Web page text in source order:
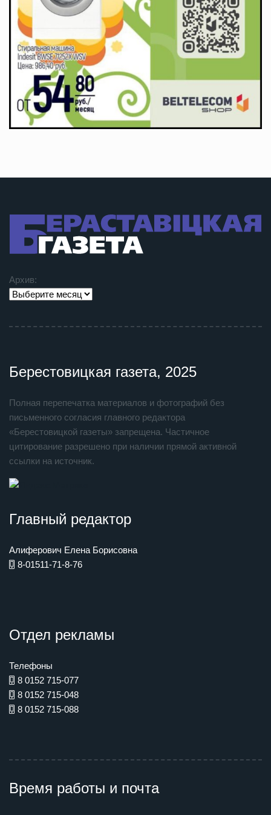
Архив:
Берестовицкая газета, 2025
Полная перепечатка материалов и фотографий без
письменного согласия главного редактора
«Берестовицкой газеты» запрещена. Частичное
цитирование разрешено при наличии прямой активной
ссылки на источник.
Главный редактор
Алиферович Елена Борисовна
8-01511-71-8-76
Отдел рекламы
Телефоны
8 0152 715-077
8 0152 715-048
8 0152 715-088
Время работы и почта